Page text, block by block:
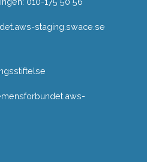
staging.swace.se